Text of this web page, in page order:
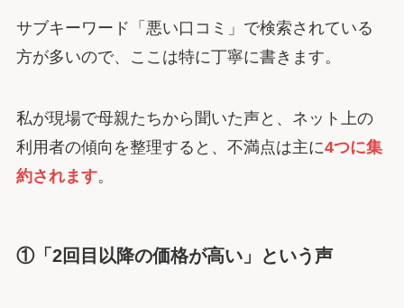
サブキーワード「悪い口コミ」で検索されている
方が多いので、ここは特に丁寧に書きます。
私が現場で母親たちから聞いた声と、ネット上の
利用者の傾向を整理すると、不満点は主に4つに集
約されます。
①「2回目以降の価格が高い」という声